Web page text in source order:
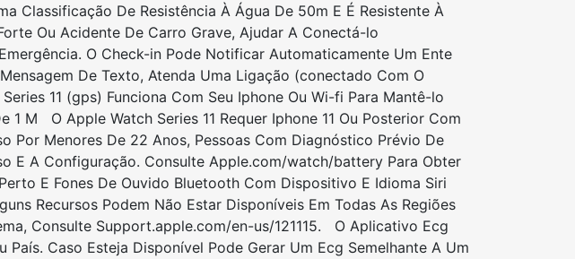
Classificação De Resistência À Água De 50m E É Resistente À
Ou Acidente De Carro Grave, Ajudar A Conectá-lo
O Check-in Pode Notificar Automaticamente Um Ente
De Texto, Atenda Uma Ligação (conectado Com O
11 (gps) Funciona Com Seu Iphone Ou Wi-fi Para Mantê-lo
M O Apple Watch Series 11 Requer Iphone 11 Ou Posterior Com
Menores De 22 Anos, Pessoas Com Diagnóstico Prévio De
E A Configuração. Consulte Apple.com/watch/battery Para Obter
E Fones De Ouvido Bluetooth Com Dispositivo E Idioma Siri
Recursos Podem Não Estar Disponíveis Em Todas As Regiões
Consulte Support.apple.com/en-us/121115. O Aplicativo Ecg
Caso Esteja Disponível Pode Gerar Um Ecg Semelhante A Um